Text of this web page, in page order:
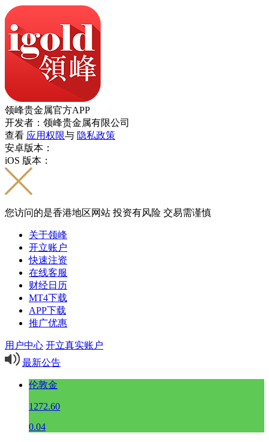
领峰贵金属官方APP
开发者：领峰贵金属有限公司
查看 应用权限与 隐私政策
安卓版本：
iOS 版本：
您访问的是香港地区网站 投资有风险 交易需谨慎
关于领峰
开立账户
快速注资
在线客服
财经日历
MT4下载
APP下载
推广优惠
用户中心 开立真实账户
最新公告
伦敦金
1272.60
0.04